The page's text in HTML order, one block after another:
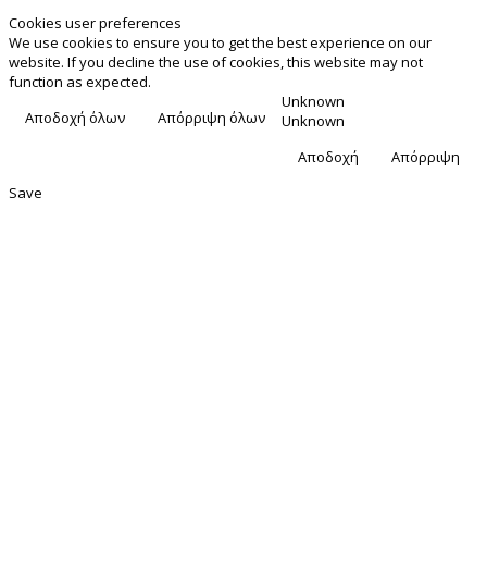
Cookies user preferences
We use cookies to ensure you to get the best experience on our
website. If you decline the use of cookies, this website may not
function as expected.
Αποδοχή όλων
Απόρριψη όλων
Unknown
Unknown
Αποδοχή
Απόρριψη
Save